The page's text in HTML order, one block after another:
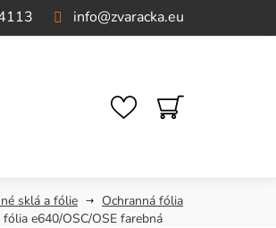
info@zvaracka.eu
NÁKUPNÝ
KOŠÍK
sklá a fólie
Ochranná fólia
e640/OSC/OSE farebná